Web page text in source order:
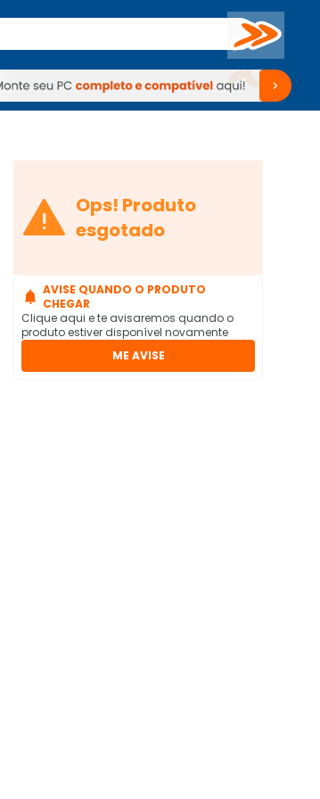
Buscar
Periféricos TV Venda no KaBuM!
TV Venda no KaBuM!
 Ops! Produto
esgotado
 AVISE QUANDO O PRODUTO
CHEGAR
Clique aqui e te avisaremos quando o
produto estiver disponível novamente
ME AVISE